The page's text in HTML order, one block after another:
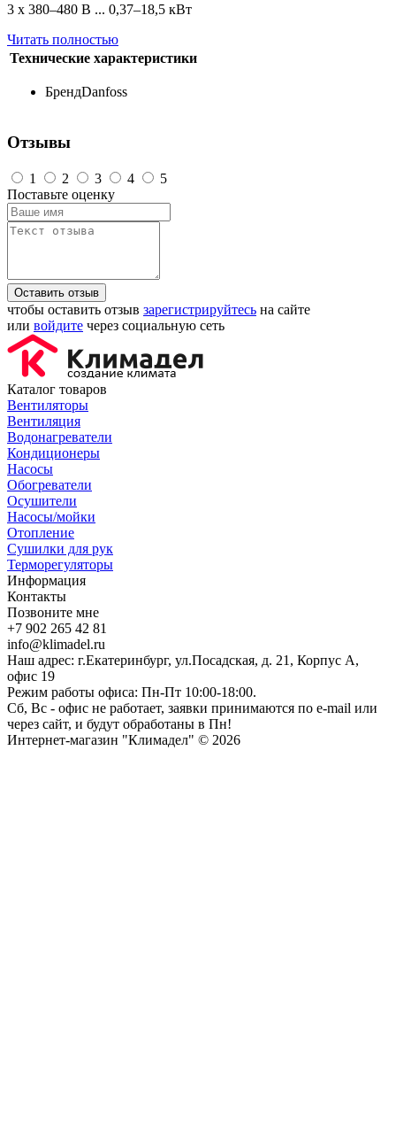
3 x 380–480 В ... 0,37–18,5 кВт
Читать полностью
Технические характеристики
БрендDanfoss
Отзывы
1 2 3 4
5
Поставьте оценку
Оставить отзыв
чтобы оставить отзыв зарегистрируйтесь на сайте
или войдите через социальную сеть
Каталог товаров
Вентиляторы
Вентиляция
Водонагреватели
Кондиционеры
Насосы
Обогреватели
Осушители
Насосы/мойки
Отопление
Сушилки для рук
Терморегуляторы
Информация
Контакты
Позвоните мне
+7 902 265 42 81
info@klimadel.ru
Наш адрес: г.Екатеринбург, ул.Посадская, д. 21, Корпус А,
офис 19
Режим работы офиса: Пн-Пт 10:00-18:00.
Сб, Вс - офис не работает, заявки принимаются по e-mail или
через сайт, и будут обработаны в Пн!
Интернет-магазин "Климадел" © 2026